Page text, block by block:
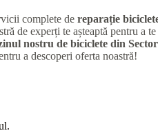
complete de reparație
de experți te așteaptă pentru a
nostru de biciclete din
a descoperi oferta noastră!